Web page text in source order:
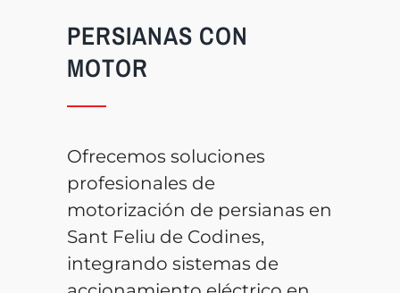
PERSIANAS CON
MOTOR
Ofrecemos soluciones
profesionales de
motorización de persianas en
Sant Feliu de Codines,
integrando sistemas de